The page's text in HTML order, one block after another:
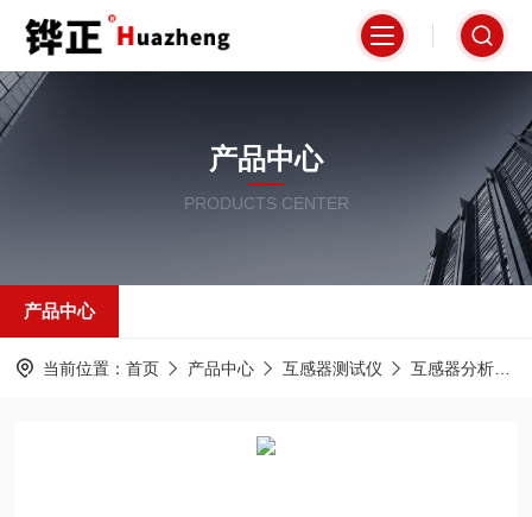
产品中心
PRODUCTS CENTER
产品中心
当前位置： 首页 产品中心 互感器测试仪 互感器分析仪